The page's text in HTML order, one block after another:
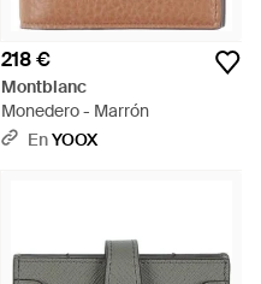
218 €
Montblanc
Monedero - Marrón
EnYOOX